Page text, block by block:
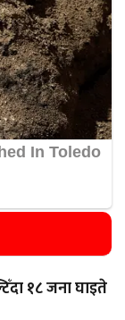
१८ जना घाइते